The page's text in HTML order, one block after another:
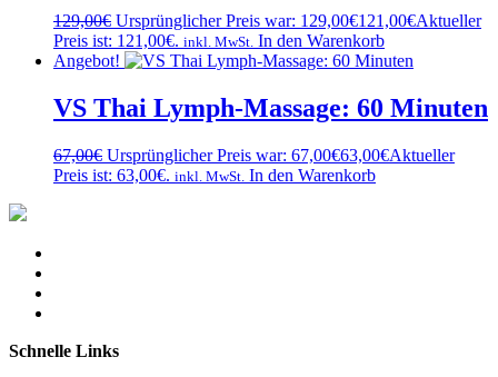
129,00€ Ursprünglicher Preis war: 129,00€121,00€Aktueller
Preis ist: 121,00€. inkl. MwSt. In den Warenkorb
Angebot!
VS Thai Lymph-Massage: 60 Minuten
67,00€ Ursprünglicher Preis war: 67,00€63,00€Aktueller
Preis ist: 63,00€. inkl. MwSt. In den Warenkorb
Schnelle Links